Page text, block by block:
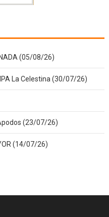
(05/08/26)
La Celestina (30/07/26)
(23/07/26)
(14/07/26)